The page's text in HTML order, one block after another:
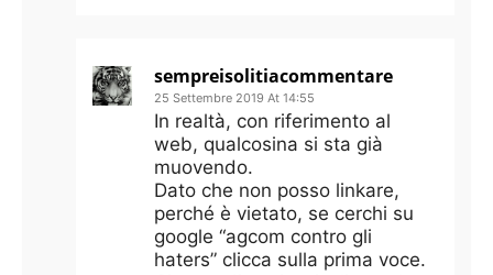
sempreisolitiacommentare
25 Settembre 2019 At 14:55
In realtà, con riferimento al
web, qualcosina si sta già
muovendo.
Dato che non posso linkare,
perché è vietato, se cerchi su
google “agcom contro gli
haters” clicca sulla prima voce.